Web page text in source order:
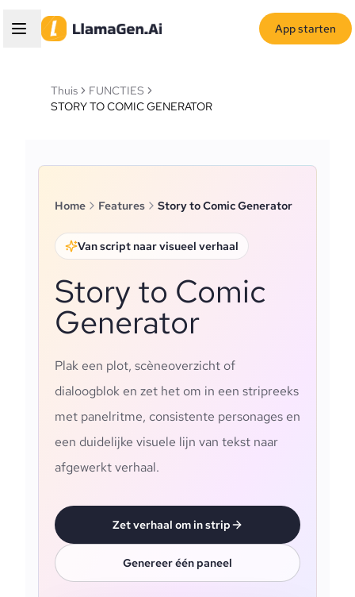
App starten
Thuis
FUNCTIES
STORY TO COMIC GENERATOR
Home Features Story to Comic Generator
Van script naar visueel verhaal
Story to Comic
Generator
Plak een plot, scèneoverzicht of
dialoogblok en zet het om in een stripreeks
met panelritme, consistente personages en
een duidelijke visuele lijn van tekst naar
afgewerkt verhaal.
Zet verhaal om in strip
Genereer één paneel